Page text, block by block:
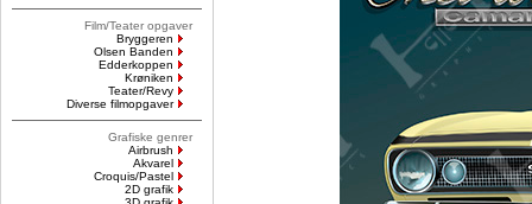
Film/Teater opgaver
Bryggeren
Olsen Banden
Edderkoppen
Krøniken
Teater/Revy
Diverse filmopgaver
Grafiske genrer
Airbrush
Akvarel
Croquis/Pastel
2D grafik